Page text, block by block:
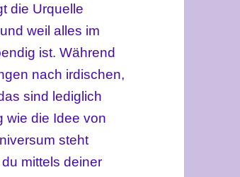
die Urquelle
weil alles im
ist. Während
nach irdischen,
sind lediglich
wie die Idee von
steht
mittels deiner